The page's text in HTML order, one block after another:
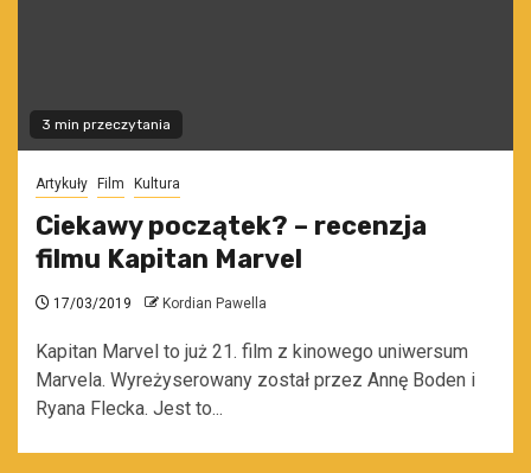
3 min przeczytania
Artykuły Film Kultura
Ciekawy początek? – recenzja
filmu Kapitan Marvel
17/03/2019 Kordian Pawella
Kapitan Marvel to już 21. film z kinowego uniwersum
Marvela. Wyreżyserowany został przez Annę Boden i
Ryana Flecka. Jest to...